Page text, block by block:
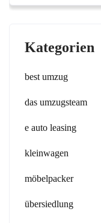
Kategorien
best umzug
das umzugsteam
e auto leasing
kleinwagen
möbelpacker
übersiedlung